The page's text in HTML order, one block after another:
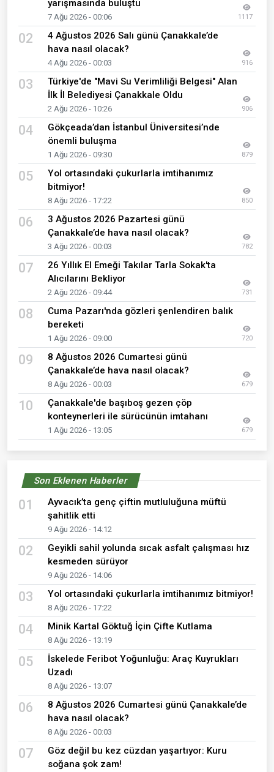
yarışmasında buluştu
7 Ağu 2026 - 00:06 1117
02
4 Ağustos 2026 Salı günü Çanakkale’de
hava nasıl olacak?
4 Ağu 2026 - 00:03 916
03
Türkiye'de "Mavi Su Verimliliği Belgesi" Alan
İlk İl Belediyesi Çanakkale Oldu
2 Ağu 2026 - 10:26 906
04
Gökçeada’dan İstanbul Üniversitesi’nde
önemli buluşma
1 Ağu 2026 - 09:30 879
05
Yol ortasındaki çukurlarla imtihanımız
bitmiyor!
8 Ağu 2026 - 17:22 850
06
3 Ağustos 2026 Pazartesi günü
Çanakkale’de hava nasıl olacak?
3 Ağu 2026 - 00:03 782
07
26 Yıllık El Emeği Takılar Tarla Sokak'ta
Alıcılarını Bekliyor
2 Ağu 2026 - 09:44 731
08
Cuma Pazarı'nda gözleri şenlendiren balık
bereketi
1 Ağu 2026 - 09:00 720
09
8 Ağustos 2026 Cumartesi günü
Çanakkale’de hava nasıl olacak?
8 Ağu 2026 - 00:03 679
10
Çanakkale'de başıboş gezen çöp
konteynerleri ile sürücünün imtahanı
1 Ağu 2026 - 13:05 679
Son Eklenen Haberler
01
Ayvacık’ta genç çiftin mutluluğuna müftü
şahitlik etti
9 Ağu 2026 - 14:12
02
Geyikli sahil yolunda sıcak asfalt çalışması hız
kesmeden sürüyor
9 Ağu 2026 - 14:06
03 Yol ortasındaki çukurlarla imtihanımız bitmiyor!
8 Ağu 2026 - 17:22
04 Minik Kartal Göktuğ İçin Çifte Kutlama
8 Ağu 2026 - 13:19
05
İskelede Feribot Yoğunluğu: Araç Kuyrukları
Uzadı
8 Ağu 2026 - 13:07
06
8 Ağustos 2026 Cumartesi günü Çanakkale’de
hava nasıl olacak?
8 Ağu 2026 - 00:03
07
Göz değil bu kez cüzdan yaşartıyor: Kuru
soğana şok zam!